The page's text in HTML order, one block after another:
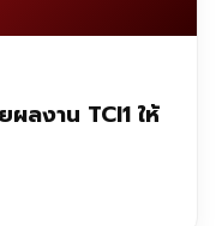
ลงาน TCI1 ให้